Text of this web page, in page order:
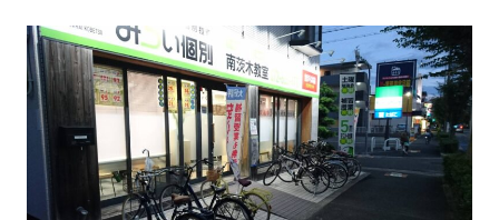
00～21：10 で行う予定となっております。 塾
に通塾頂いている方以外も参加する事は可能と
なっております。 参加される前に、教室へ１度
お電話下さい。 お待ちしております。 よろし
くお願い致します。